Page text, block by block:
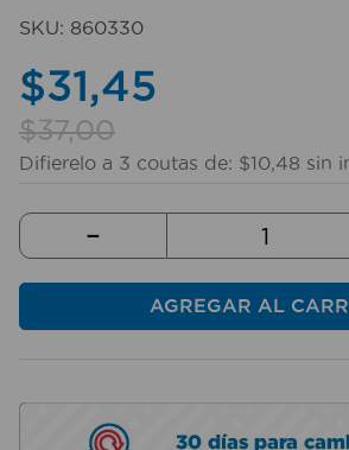
SKU: 860330
$31,45
$37,00
Difierelo a 3 coutas de: $10,48 sin
－
AGREGAR AL
10. taladro